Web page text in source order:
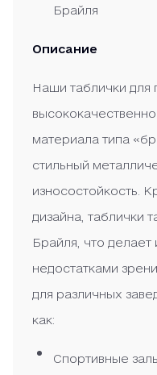
Брайля
Описание
Наши таблички для
материала типа
стильный
износостойкость.
дизайна,
Брайля, что
недостатками
для различных
как:
Спортивные